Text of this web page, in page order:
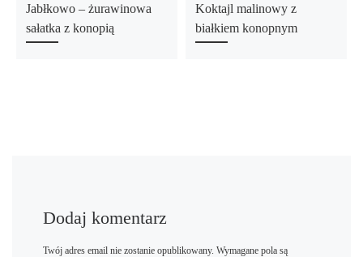
Jabłkowo – żurawinowa
sałatka z konopią
Koktajl malinowy z
białkiem konopnym
Dodaj komentarz
Twój adres email nie zostanie opublikowany. Wymagane pola są